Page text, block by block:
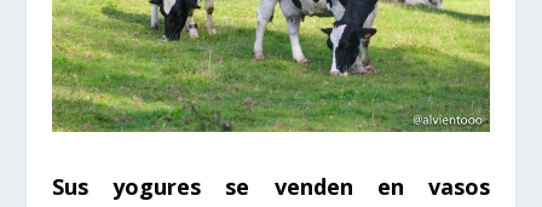
Sus yogures se venden en vasos